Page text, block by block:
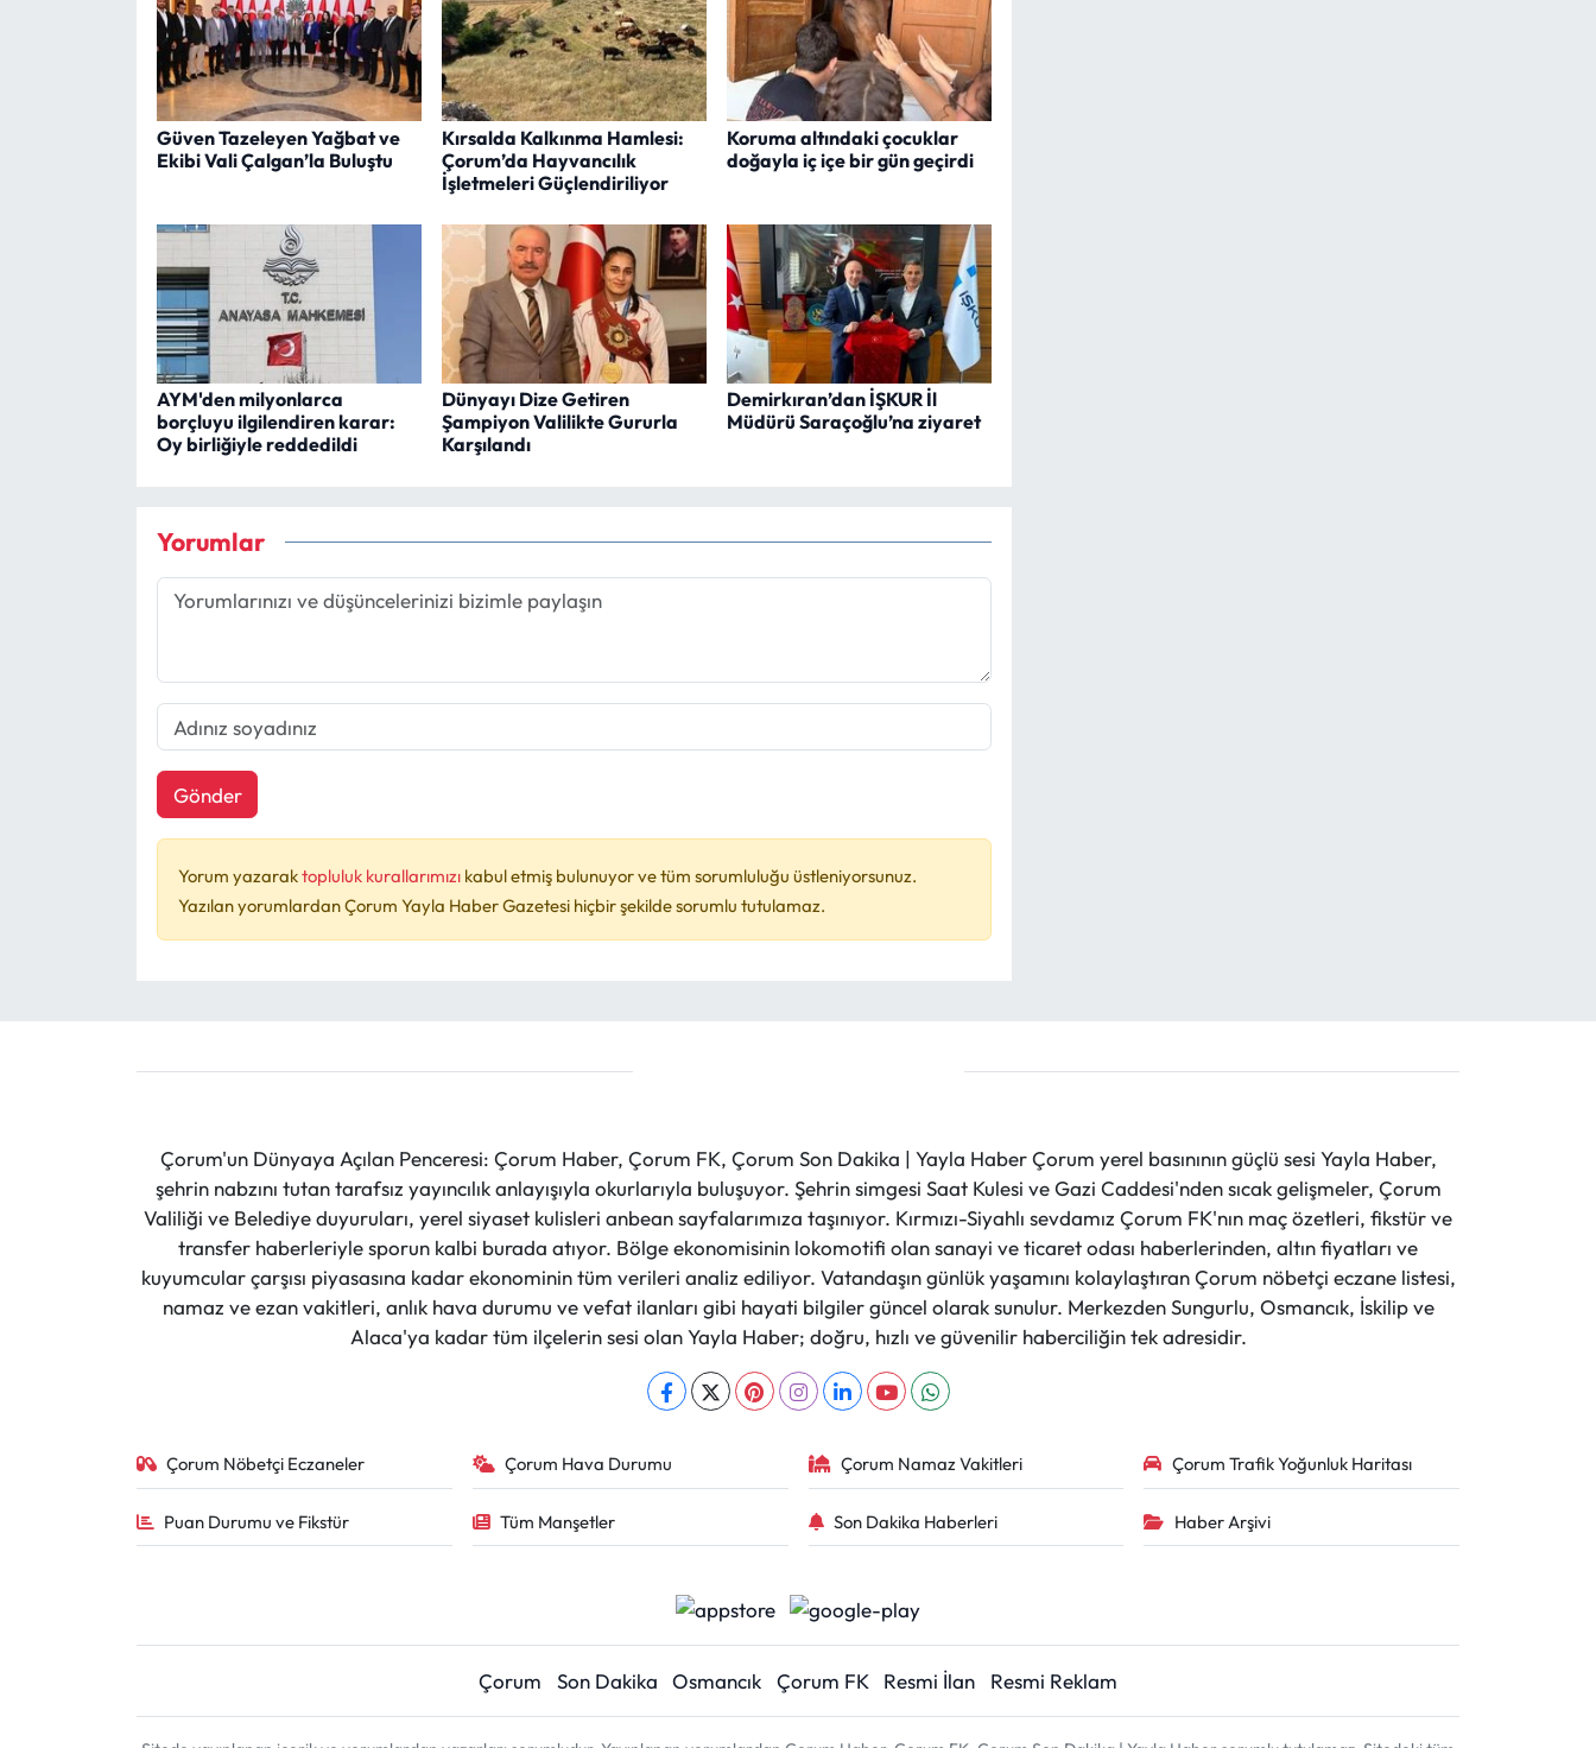
Güven Tazeleyen Yağbat ve
Ekibi Vali Çalgan’la Buluştu
Kırsalda Kalkınma Hamlesi:
Çorum’da Hayvancılık
İşletmeleri Güçlendiriliyor
Koruma altındaki çocuklar
doğayla iç içe bir gün geçirdi
AYM'den milyonlarca
borçluyu ilgilendiren karar:
Oy birliğiyle reddedildi
Dünyayı Dize Getiren
Şampiyon Valilikte Gururla
Karşılandı
Demirkıran’dan İŞKUR İl
Müdürü Saraçoğlu’na ziyaret
Yorumlar
Gönder
Yorum yazaraktopluluk kurallarımızı kabul etmiş bulunuyor ve tüm sorumluluğu üstleniyorsunuz.
Yazılan yorumlardan Çorum Yayla Haber Gazetesi hiçbir şekilde sorumlu tutulamaz.
Çorum'un Dünyaya Açılan Penceresi: Çorum Haber, Çorum FK, Çorum Son Dakika | Yayla Haber Çorum yerel basınının güçlü sesi Yayla Haber,
şehrin nabzını tutan tarafsız yayıncılık anlayışıyla okurlarıyla buluşuyor. Şehrin simgesi Saat Kulesi ve Gazi Caddesi'nden sıcak gelişmeler, Çorum
Valiliği ve Belediye duyuruları, yerel siyaset kulisleri anbean sayfalarımıza taşınıyor. Kırmızı-Siyahlı sevdamız Çorum FK'nın maç özetleri, fikstür ve
transfer haberleriyle sporun kalbi burada atıyor. Bölge ekonomisinin lokomotifi olan sanayi ve ticaret odası haberlerinden, altın fiyatları ve
kuyumcular çarşısı piyasasına kadar ekonominin tüm verileri analiz ediliyor. Vatandaşın günlük yaşamını kolaylaştıran Çorum nöbetçi eczane listesi,
namaz ve ezan vakitleri, anlık hava durumu ve vefat ilanları gibi hayati bilgiler güncel olarak sunulur. Merkezden Sungurlu, Osmancık, İskilip ve
Alaca'ya kadar tüm ilçelerin sesi olan Yayla Haber; doğru, hızlı ve güvenilir haberciliğin tek adresidir.
Çorum Nöbetçi Eczaneler Çorum Hava Durumu Çorum Namaz Vakitleri Çorum Trafik Yoğunluk Haritası
Puan Durumu ve Fikstür Tüm Manşetler Son Dakika Haberleri Haber Arşivi
Çorum Son Dakika Osmancık Çorum FK Resmi İlan Resmi Reklam